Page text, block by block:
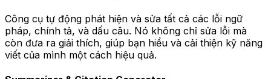
Công cụ tự động phát hiện và sửa tất cả các lỗi ngữ
pháp, chính tả, và dấu câu. Nó không chỉ sửa lỗi mà
còn đưa ra giải thích, giúp bạn hiểu và cải thiện kỹ năng
viết của mình một cách hiệu quả.